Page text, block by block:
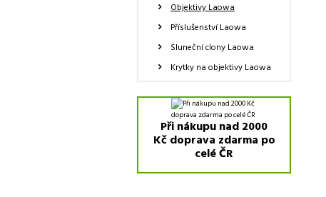
Objektivy Laowa
Příslušenství Laowa
Sluneční clony Laowa
Krytky na objektivy Laowa
Při nákupu nad 2000
Kč doprava zdarma po
celé ČR